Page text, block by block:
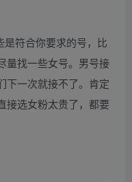
符合你要求的号，比
量找一些女号。男号接
下一次就接不了。肯定
接选女粉太贵了，都要